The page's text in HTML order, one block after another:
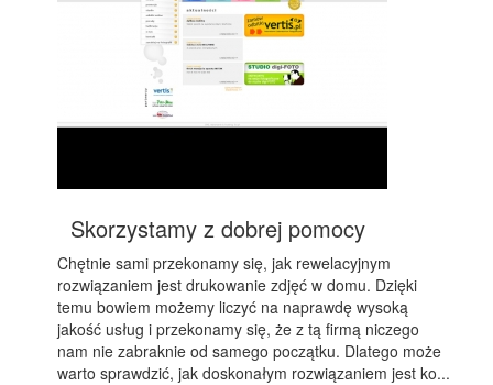
Skorzystamy z dobrej pomocy
Chętnie sami przekonamy się, jak rewelacyjnym
rozwiązaniem jest drukowanie zdjęć w domu. Dzięki
temu bowiem możemy liczyć na naprawdę wysoką
jakość usług i przekonamy się, że z tą firmą niczego
nam nie zabraknie od samego początku. Dlatego może
warto sprawdzić, jak doskonałym rozwiązaniem jest ko...